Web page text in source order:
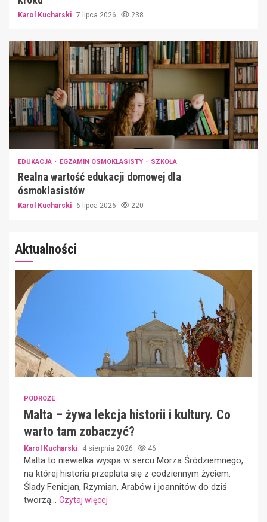
Karol Kucharski 7 lipca 2026 238
EDUKACJA EGZAMIN ÓSMOKLASISTY SZKOŁA
Realna wartość edukacji domowej dla
ósmoklasistów
Karol Kucharski 6 lipca 2026 220
Aktualności
PODRÓŻE
Malta – żywa lekcja historii i kultury. Co
warto tam zobaczyć?
Karol Kucharski 4 sierpnia 2026 46
Malta to niewielka wyspa w sercu Morza Śródziemnego,
na której historia przeplata się z codziennym życiem.
Ślady Fenicjan, Rzymian, Arabów i joannitów do dziś
tworzą... Czytaj więcej